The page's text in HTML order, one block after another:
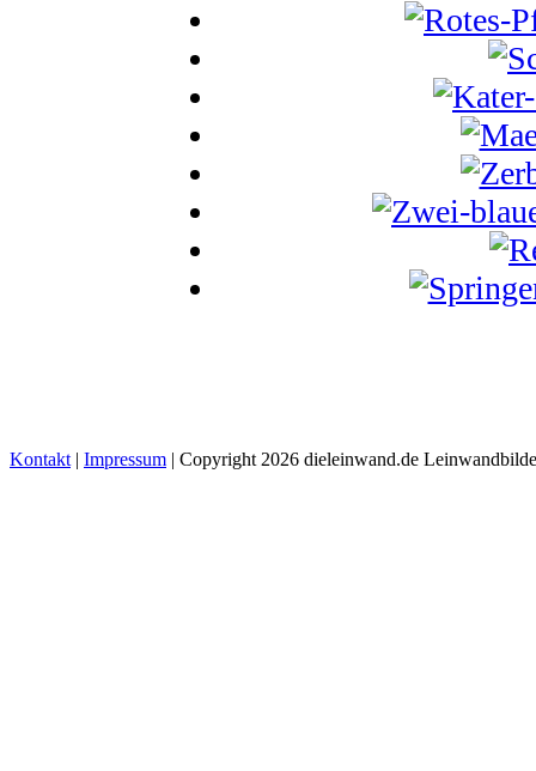
Kontakt| Impressum | Copyright 2026 dieleinwand.de